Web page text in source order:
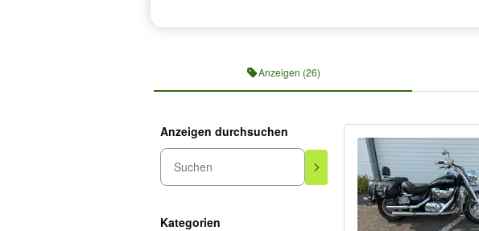
Anzeigen (26)
Anzeigen durchsuchen
Suchen
Kategorien